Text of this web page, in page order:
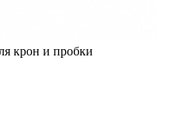
крон и пробки